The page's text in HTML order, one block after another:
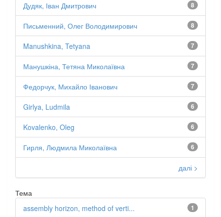
8
Дудяк, Іван Дмитрович
8
Письменний, Олег Володимирович
7
Manushkina, Tetyana
7
Манушкіна, Тетяна Миколаївна
7
Федорчук, Михайло Іванович
6
Girlya, Ludmila
6
Kovalenko, Oleg
6
Гирля, Людмила Миколаївна
далі >
Тема
1
assembly horizon, method of verti...